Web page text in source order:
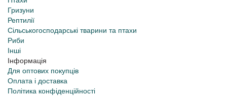
Гризуни
Рептилії
Сільськогосподарські тварини та птахи
Риби
Інші
Інформація
Для оптових покупців
Оплата і доставка
Політика конфіденційності